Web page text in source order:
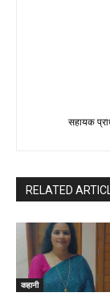
सहायक
RELATED
कहानी